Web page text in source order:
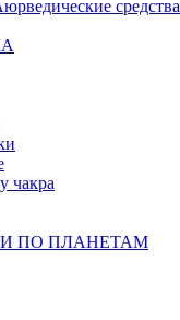
средства
чакра
ПО ПЛАНЕТАМ